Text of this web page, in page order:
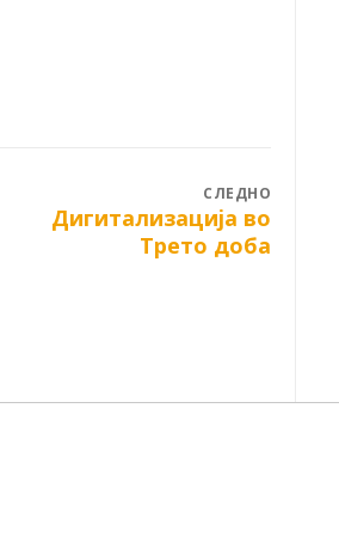
СЛЕДНО
Дигитализација во
Трето доба